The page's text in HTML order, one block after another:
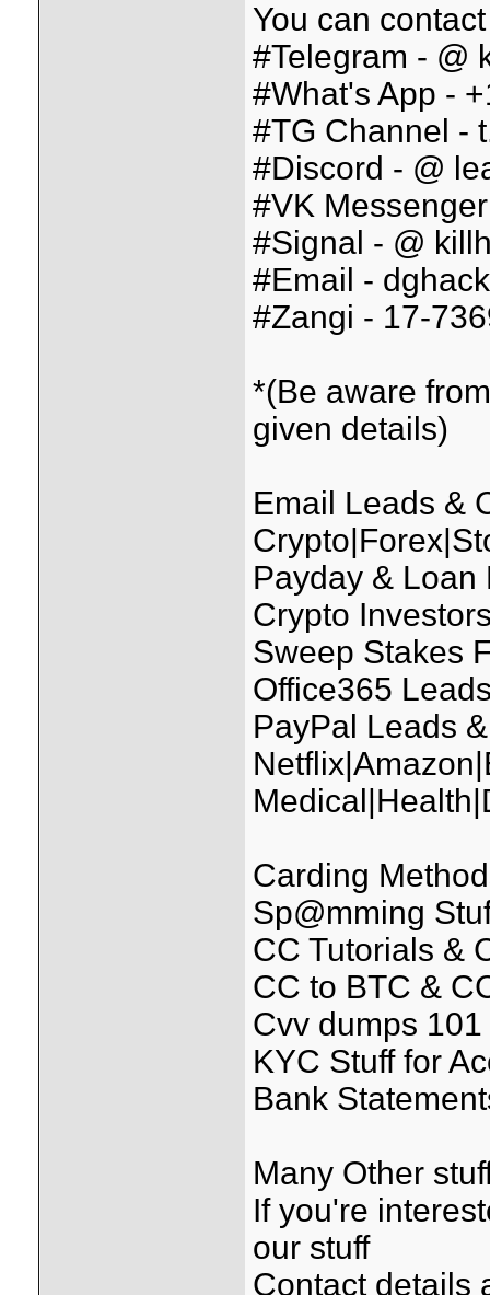
You can
#Telegram - @
#What's App -
#TG Channel -
#Discord - @
#VK
#Signal - @
#Email -
#Zangi - 17-
*(Be aware
given details)
Email Leads &
Payday & Loan
Crypto
Sweep Stakes
Office365
PayPal Leads
Carding
Sp@mming
CC Tutorials &
CC to BTC &
Cvv dumps
KYC Stuff for
Bank
Many Other
If you're
our stuff
Contact details